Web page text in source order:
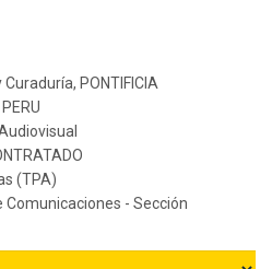
PONTIFICIA
(TPA)
- Sección